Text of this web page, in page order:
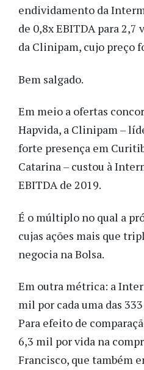
endividamento da
de 0,8x EBITDA para 2,7
da Clinipam, cujo preço
Bem salgado.
Em meio a ofertas
Hapvida, a Clinipam –
forte presença em
Catarina – custou à
EBITDA de 2019.
É o múltiplo no qual a
cujas ações mais que
negocia na Bolsa.
Em outra métrica: a
mil por cada uma das
Para efeito de
6,3 mil por vida na
Francisco, que também